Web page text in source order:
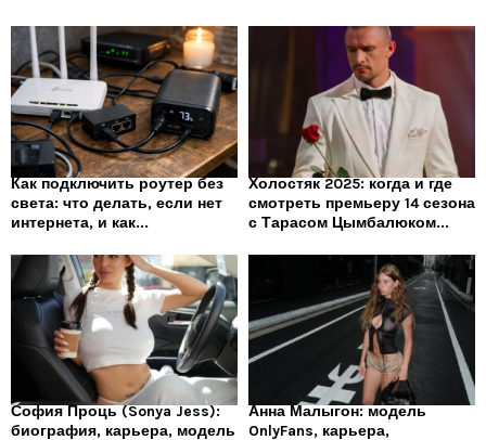
Как подключить роутер без
света: что делать, если нет
интернета, и как...
Холостяк 2025: когда и где
смотреть премьеру 14 сезона
с Тарасом Цымбалюком...
София Проць (Sonya Jess):
биография, карьера, модель
Анна Малыгон: модель
OnlyFans, карьера,